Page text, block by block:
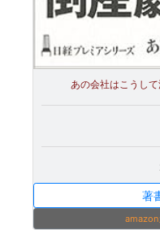
あの会社はこうし
著
amazon